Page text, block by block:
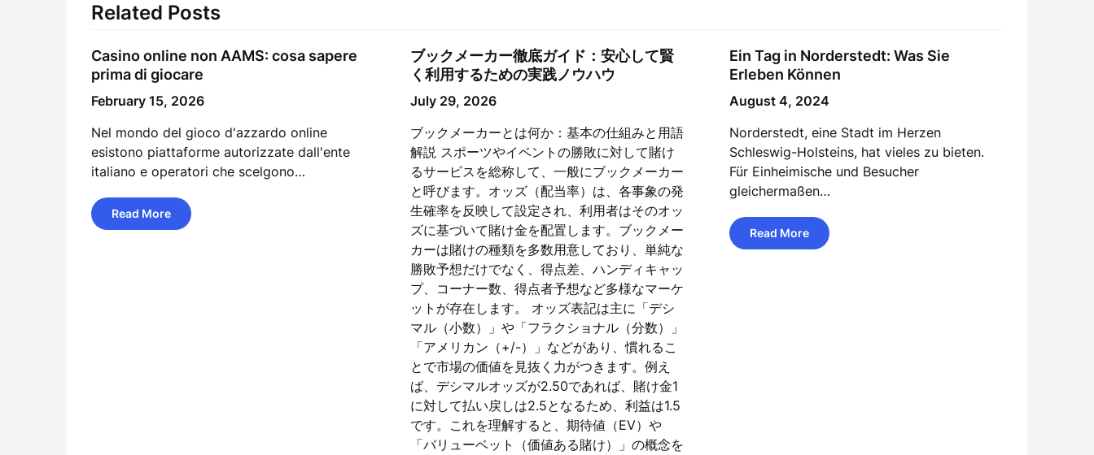
Related Posts
Casino online non AAMS: cosa sapere
prima di giocare
February 15, 2026
Nel mondo del gioco d'azzardo online
esistono piattaforme autorizzate dall'ente
italiano e operatori che scelgono…
Read More
ブックメーカー徹底ガイド：安心して賢
く利用するための実践ノウハウ
July 29, 2026
ブックメーカーとは何か：基本の仕組みと用語
解説 スポーツやイベントの勝敗に対して賭け
るサービスを総称して、一般にブックメーカー
と呼びます。オッズ（配当率）は、各事象の発
生確率を反映して設定され、利用者はそのオッ
ズに基づいて賭け金を配置します。ブックメー
カーは賭けの種類を多数用意しており、単純な
勝敗予想だけでなく、得点差、ハンディキャッ
プ、コーナー数、得点者予想など多様なマーケ
ットが存在します。 オッズ表記は主に「デシ
マル（小数）」や「フラクショナル（分数）」
「アメリカン（+/-）」などがあり、慣れるこ
とで市場の価値を見抜く力がつきます。例え
ば、デシマルオッズが2.50であれば、賭け金1
に対して払い戻しは2.5となるため、利益は1.5
です。これを理解すると、期待値（EV）や
「バリューベット（価値ある賭け）」の概念を
Ein Tag in Norderstedt: Was Sie
Erleben Können
August 4, 2024
Norderstedt, eine Stadt im Herzen
Schleswig-Holsteins, hat vieles zu bieten.
Für Einheimische und Besucher
gleichermaßen…
Read More